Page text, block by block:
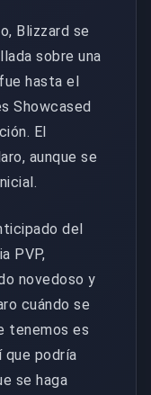
Blizzard se
sobre una
hasta el
Showcased
El
aunque se
del
PVP,
novedoso y
cuándo se
tenemos es
que podría
se haga